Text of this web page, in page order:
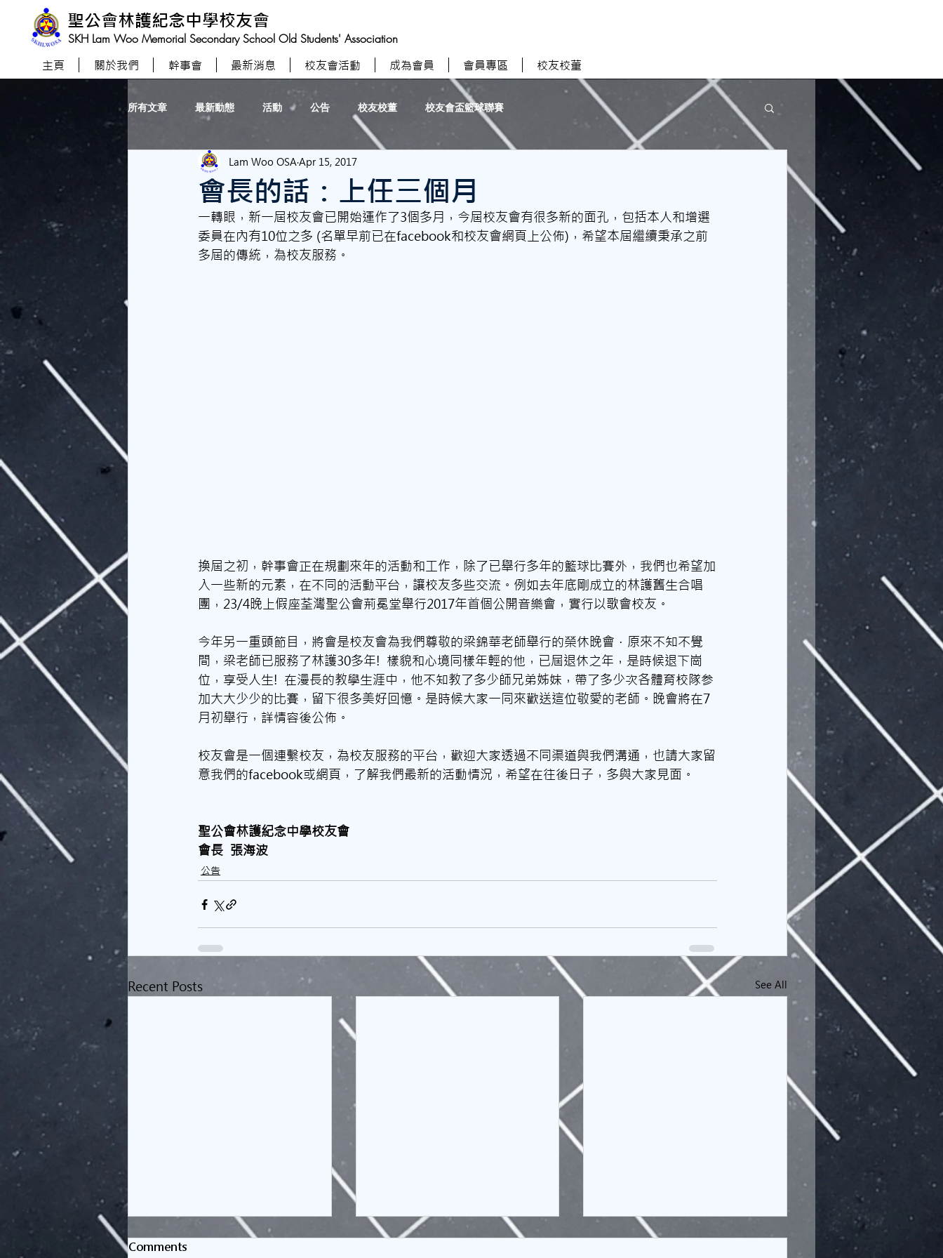
SKH Lam Woo Memorial Secondary School Old Students' Association
聖公會林護紀念中學校友會
主頁 關於我們 幹事會 最新消息 校友會活動 成為會員 會員專區 校友校董
所有文章 最新動態 活動 公告 校友校董 校友會盃籃球聯賽
會長的話：上任三個月
Lam Woo OSA Apr 15, 2017
一轉眼，新一屆校友會已開始運作了3個多月，今屆校友會有很多新的面孔，包括本人和增選
委員在內有10位之多 (名單早前已在facebook和校友會網頁上公佈)，希望本屆繼續秉承之前
多屆的傳統，為校友服務。
換屆之初，幹事會正在規劃來年的活動和工作，除了已舉行多年的籃球比賽外，我們也希望加
入一些新的元素，在不同的活動平台，讓校友多些交流。例如去年底剛成立的林護舊生合唱
團，23/4晚上假座荃灣聖公會荊冕堂舉行2017年首個公開音樂會，實行以歌會校友。
今年另一重頭節目，將會是校友會為我們尊敬的梁錦華老師舉行的榮休晚會．原來不知不覺
間，梁老師已服務了林護30多年!  樣貌和心境同樣年輕的他，已屆退休之年，是時候退下崗
位，享受人生!  在漫長的教學生涯中，他不知教了多少師兄弟姊妹，帶了多少次各體育校隊参
加大大少少的比賽，留下很多美好回憶。是時候大家一同來歡送這位敬愛的老師。晚會將在7
月初舉行，詳情容後公佈。
校友會是一個連繫校友，為校友服務的平台，歡迎大家透過不同渠道與我們溝通，也請大家留
意我們的facebook或網頁，了解我們最新的活動情況，希望在往後日子，多與大家見面。
聖公會林護紀念中學校友會
會長  張海波
公告
Recent Posts See All
Comments